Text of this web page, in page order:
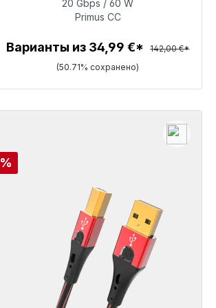
Детали
20 Gbps / 60 W
Primus CC
Варианты из 34,99 €*
142,00 €*
(50.71% сохранено)
Скидка
%